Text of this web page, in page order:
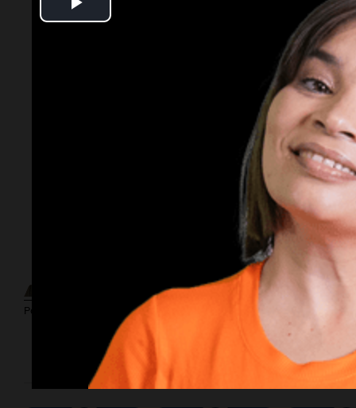
Por
¿Cuánto cuesta
vincular para
Vinculación?
$2.000 millones
Por
Por
Por